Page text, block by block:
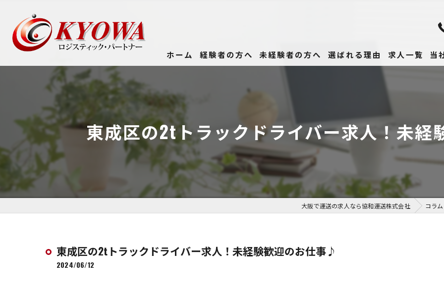
ホーム 経験者の方へ 未経験者の方へ 選ばれる理由 求人一覧 当
東成区の2tトラックドライバー求人！未経
大阪で運送の求人なら協和運送株式会社 コラム
東成区の2tトラックドライバー求人！未経験歓迎のお仕事♪
2024/06/12